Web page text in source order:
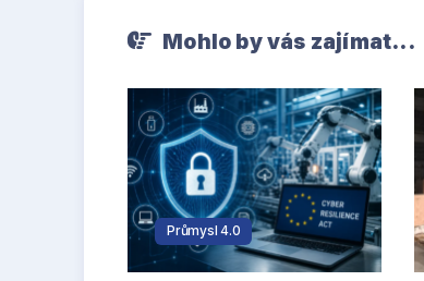
Mohlo by vás zajímat...
Průmysl 4.0